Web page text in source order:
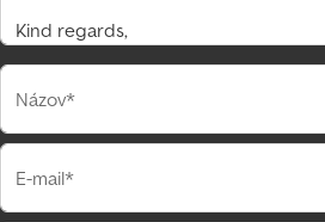
Názov*
E-mail*